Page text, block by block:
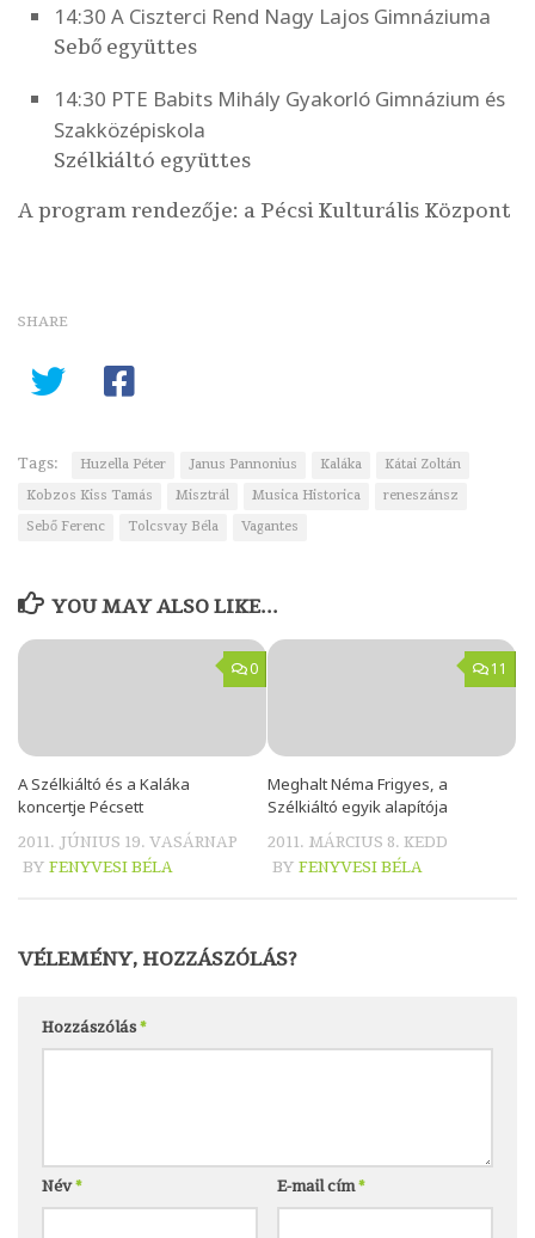
14:30 A Ciszterci Rend Nagy Lajos Gimnáziuma
Sebő együttes
14:30 PTE Babits Mihály Gyakorló Gimnázium és
Szakközépiskola
Szélkiáltó együttes
A program rendezője: a Pécsi Kulturális Központ
SHARE
Tags: Huzella Péter Janus Pannonius Kaláka
Kátai Zoltán
Kobzos Kiss Tamás
Misztrál Musica Historica
reneszánsz
Sebő Ferenc
Tolcsvay Béla Vagantes
YOU MAY ALSO LIKE...
0
A Szélkiáltó és a Kaláka
koncertje Pécsett
2011. JÚNIUS 19. VASÁRNAP
BY FENYVESI BÉLA
11
Meghalt Néma Frigyes, a
Szélkiáltó egyik alapítója
2011. MÁRCIUS 8. KEDD
BY FENYVESI BÉLA
VÉLEMÉNY, HOZZÁSZÓLÁS?
Hozzászólás*
Név* E-mail cím*